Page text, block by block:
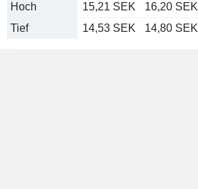
Hoch
15,21 SEK 16,20 SEK
Tief
14,53 SEK 14,80 SEK